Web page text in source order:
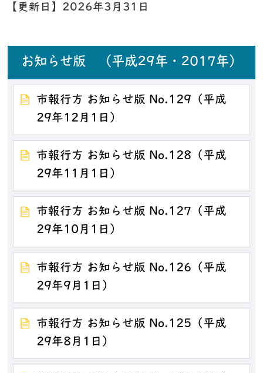
【更新日】 2026年3月31日
お知らせ版 （平成29年・2017年）
市報行方 お知らせ版 No.129（平成
29年12月1日）
市報行方 お知らせ版 No.128（平成
29年11月1日）
市報行方 お知らせ版 No.127（平成
29年10月1日）
市報行方 お知らせ版 No.126（平成
29年9月1日）
市報行方 お知らせ版 No.125（平成
29年8月1日）